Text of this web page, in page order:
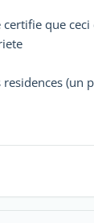
que
(un